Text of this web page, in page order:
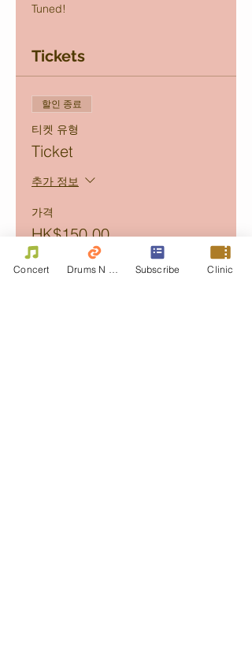
Tuned!
Tickets
할인 종료
티켓 유형
Ticket
추가 정보
가격
HK$150.00
+HK$30.00
handle fee
+HK$4.50의 티켓 서
비스 수수료
Concert Subscribe Clinic